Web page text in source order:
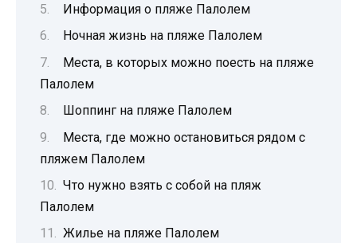
Информация о пляже Палолем
Ночная жизнь на пляже Палолем
Места, в которых можно поесть на пляже
Палолем
Шоппинг на пляже Палолем
Места, где можно остановиться рядом с
пляжем Палолем
Что нужно взять с собой на пляж
Палолем
Жилье на пляже Палолем